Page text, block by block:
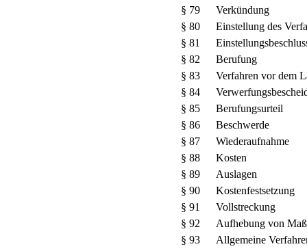
§ 79
Verkündung
§ 80
Einstellung des
§ 81
§ 82
Berufung
§ 83
Verfahren vor dem
§ 84
§ 85
Berufungsurteil
§ 86
Beschwerde
§ 87
Wiederaufnahme
§ 88
Kosten
§ 89
Auslagen
§ 90
Kostenfestsetzung
§ 91
Vollstreckung
§ 92
Aufhebung von
§ 93
Allgemeine